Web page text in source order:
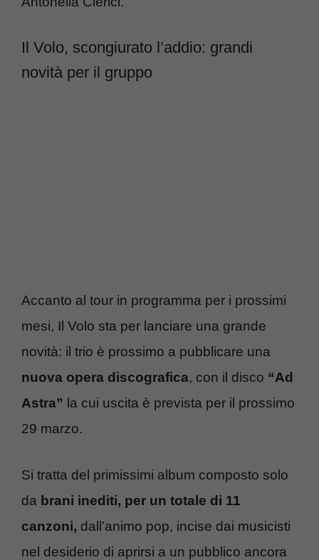
Il Volo, scongiurato l’addio: grandi
novità per il gruppo
Accanto al tour in programma per i prossimi
mesi, Il Volo sta per lanciare una grande
novità: il trio è prossimo a pubblicare una
nuova opera discografica, con il disco “Ad
Astra” la cui uscita è prevista per il prossimo
29 marzo.
Si tratta del primissimi album composto solo
da brani inediti, per un totale di 11
canzoni, dall’animo pop, incise dai musicisti
nel desiderio di aprirsi a un pubblico ancora